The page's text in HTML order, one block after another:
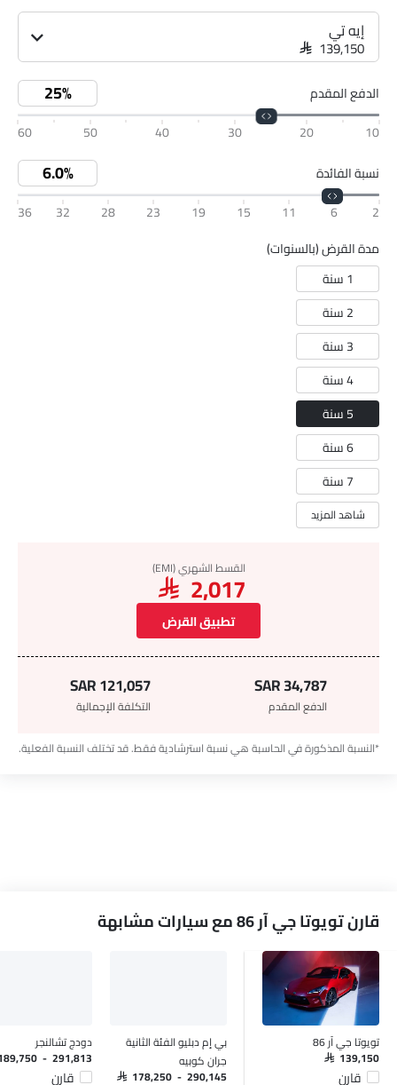
إيه تي
SAR 139,150
الدفع المقدم
10
20
30
40
50
60
نسبة الفائدة
2
6
11
15
19
23
28
32
36
مدة القرض (بالسنوات)
1 سنة
2 سنة
3 سنة
4 سنة
5 سنة
6 سنة
7 سنة
شاهد المزيد
القسط الشهري (EMI)
SAR 2,017
تطبيق القرض
SAR 34,787
الدفع المقدم
SAR 121,057
التكلفة الإجمالية
*النسبة المذكورة في الحاسبة هي نسبة استرشادية فقط. قد تختلف النسبة الفعلية.
قارن تويوتا جي آر 86 مع سيارات مشابهة
تويوتا جي آر 86
SAR 139,150
قارن
بي إم دبليو الفئة الثانية
جران كوبيه
SAR 178,250 - 290,145
دودج تشالنجر
189,750 - 291,813
قارن